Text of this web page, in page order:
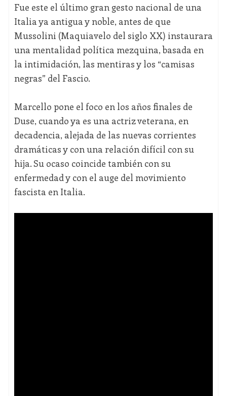
Fue este el último gran gesto nacional de una
Italia ya antigua y noble, antes de que
Mussolini (Maquiavelo del siglo XX) instaurara
una mentalidad política mezquina, basada en
la intimidación, las mentiras y los “camisas
negras” del Fascio.
Marcello pone el foco en los años finales de
Duse, cuando ya es una actriz veterana, en
decadencia, alejada de las nuevas corrientes
dramáticas y con una relación difícil con su
hija. Su ocaso coincide también con su
enfermedad y con el auge del movimiento
fascista en Italia.